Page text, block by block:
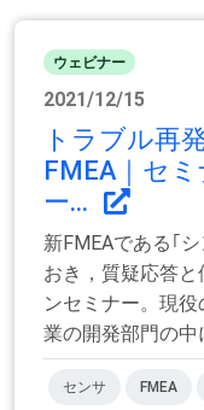
ウェビナー
2021/12/15
トラブル再
FMEA｜セ
ー...
新FMEAである｢
おき，質疑応答
ンセミナー。現
業の開発部門の中
センサ FMEA